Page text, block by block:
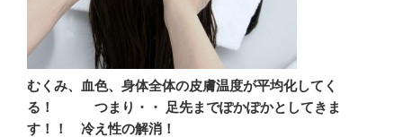
むくみ、血色、身体全体の皮膚温度が平均化してく
る！ つまり・・ 足先までぽかぽかとしてきま
す！！ 冷え性の解消！